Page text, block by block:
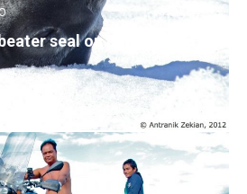
seal ou phoque